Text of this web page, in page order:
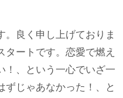
。良く申し上げておりま
ートです。恋愛で燃え
！、という一心でいざ一
ずじゃあなかった！、と